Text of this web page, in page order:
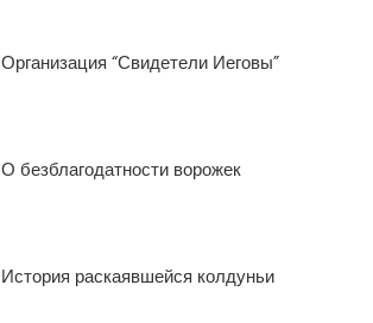
Организация “Свидетели Иеговы”
О безблагодатности ворожек
История раскаявшейся колдуньи